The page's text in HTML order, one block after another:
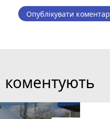
Опублікувати коментар
коментують